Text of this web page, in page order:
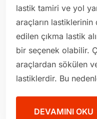
lastik tamiri ve yol
araçların lastiklerinin
edilen çıkma lastik
bir seçenek olabilir.
araçlardan sökülen
lastiklerdir. Bu
DEVAMINI OKU